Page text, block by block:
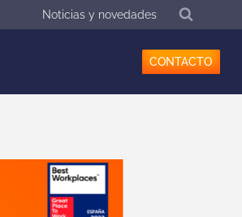
Noticias y novedades
CONTACTO